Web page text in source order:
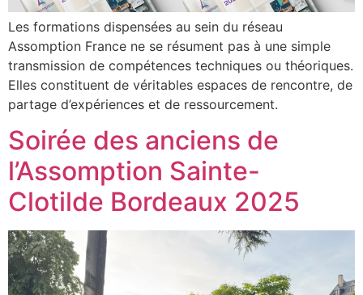
Les formations dispensées au sein du réseau
Assomption France ne se résument pas à une simple
transmission de compétences techniques ou théoriques.
Elles constituent de véritables espaces de rencontre, de
partage d’expériences et de ressourcement.
Soirée des anciens de
l’Assomption Sainte-
Clotilde Bordeaux 2025